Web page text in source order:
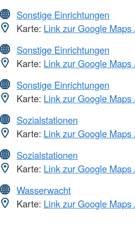
Sonstige Einrichtungen
Karte: Link zur Google Maps
Sonstige Einrichtungen
Karte: Link zur Google Maps
Sonstige Einrichtungen
Karte: Link zur Google Maps
Sozialstationen
Karte: Link zur Google Maps
Sozialstationen
Karte: Link zur Google Maps
Wasserwacht
Karte: Link zur Google Maps